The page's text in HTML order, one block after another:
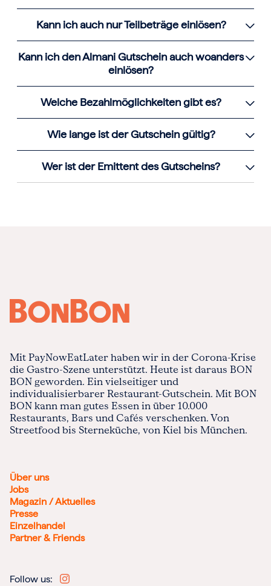
Kann ich auch nur Teilbeträge einlösen?
Kann ich den Almani Gutschein auch woanders
einlösen?
Welche Bezahlmöglichkeiten gibt es?
Wie lange ist der Gutschein gültig?
Wer ist der Emittent des Gutscheins?
Mit PayNowEatLater haben wir in der Corona-Krise
die Gastro-Szene unterstützt. Heute ist daraus BON
BON geworden. Ein vielseitiger und
individualisierbarer Restaurant-Gutschein. Mit BON
BON kann man gutes Essen in über 10.000
Restaurants, Bars und Cafés verschenken. Von
Streetfood bis Sterneküche, von Kiel bis München.
Über uns
Jobs
Magazin / Aktuelles
Presse
Einzelhandel
Partner & Friends
Follow us: